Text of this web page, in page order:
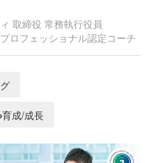
取締役 常務執行役員
ロフェッショナル認定コーチ
育成/成長